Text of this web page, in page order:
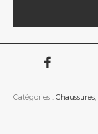
Catégories : Chaussures,